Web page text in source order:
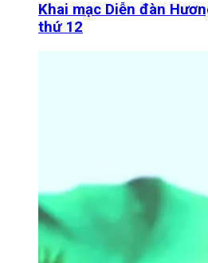
Khai mạc Diễn đàn
thứ 12